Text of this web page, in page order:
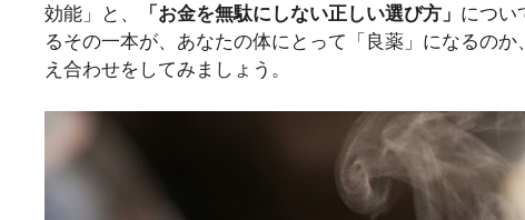
効能」と、
「お金を無駄にしない正しい選び方」 につい
るその一本が、あなたの体にとって「良薬」になるの
え合わせをしてみましょう。